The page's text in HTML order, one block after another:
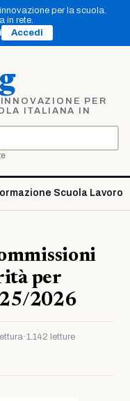
per la scuola.
in rete.
Accedi
PER
ITALIANA IN
Scuola Lavoro
per
2026
·1.142 letture